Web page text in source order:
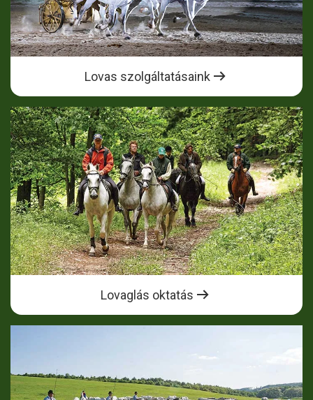
Lovas szolgáltatásaink
Lovaglás oktatás